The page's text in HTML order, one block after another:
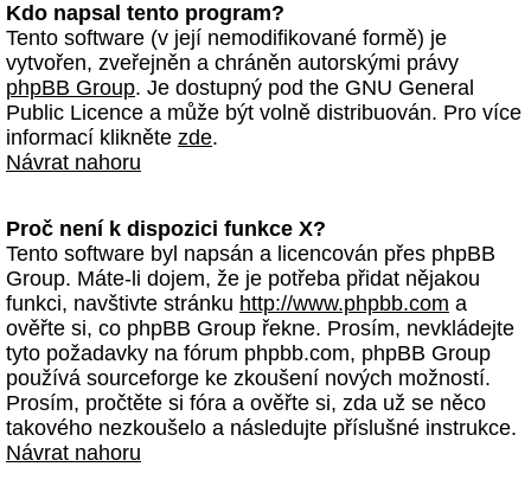
Kdo napsal tento program?
Tento software (v její nemodifikované formě) je
vytvořen, zveřejněn a chráněn autorskými právy
phpBB Group. Je dostupný pod the GNU General
Public Licence a může být volně distribuován. Pro více
informací klikněte zde.
Návrat nahoru
Proč není k dispozici funkce X?
Tento software byl napsán a licencován přes phpBB
Group. Máte-li dojem, že je potřeba přidat nějakou
funkci, navštivte stránku http://www.phpbb.com a
ověřte si, co phpBB Group řekne. Prosím, nevkládejte
tyto požadavky na fórum phpbb.com, phpBB Group
používá sourceforge ke zkoušení nových možností.
Prosím, pročtěte si fóra a ověřte si, zda už se něco
takového nezkoušelo a následujte příslušné instrukce.
Návrat nahoru